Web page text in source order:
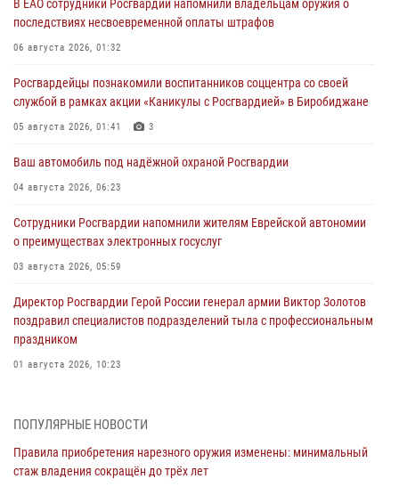
В ЕАО сотрудники Росгвардии напомнили владельцам оружия о
последствиях несвоевременной оплаты штрафов
06 августа 2026, 01:32
Росгвардейцы познакомили воспитанников соццентра со своей
службой в рамках акции «Каникулы с Росгвардией» в Биробиджане
05 августа 2026, 01:41 3
Ваш автомобиль под надёжной охраной Росгвардии
04 августа 2026, 06:23
Сотрудники Росгвардии напомнили жителям Еврейской автономии
о преимуществах электронных госуслуг
03 августа 2026, 05:59
Директор Росгвардии Герой России генерал армии Виктор Золотов
поздравил специалистов подразделений тыла с профессиональным
праздником
01 августа 2026, 10:23
Российской Федерации
В Росгвардии вспоминают российских воинов, погибших в Первой
ПОПУЛЯРНЫЕ НОВОСТИ
Правила приобретения нарезного оружия изменены: минимальный
стаж владения сокращён до трёх лет